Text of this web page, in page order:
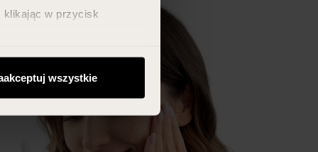
klikając w przycisk
wszystkie